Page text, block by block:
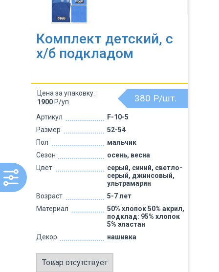
Комплект детский, с
х/б подкладом
Артикул
F-10-5
Размер
52-54
Пол
мальчик
Сезон
осень, весна
Цвет
серый, синий, светло-
серый, джинсовый,
ультрамарин
Возраст
5-7 лет
Материал
50% хлопок 50% акрил,
подклад: 95% хлопок
5% эластан
Декор
нашивка
380 Р/шт.
Цена за упаковку:
1900 Р/уп.
Товар отсутствует